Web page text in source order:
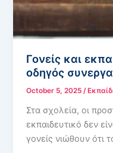
Γονείς και
οδηγός
October 5, 2025/
Στα σχολεία, οι
εκπαιδευτικό δεν
γονείς νιώθουν ότι